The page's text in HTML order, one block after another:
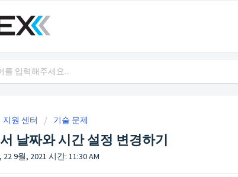
지원 센터 기술 문제
날짜와 시간 설정 변경하기
9월, 2021 시간: 11:30 AM